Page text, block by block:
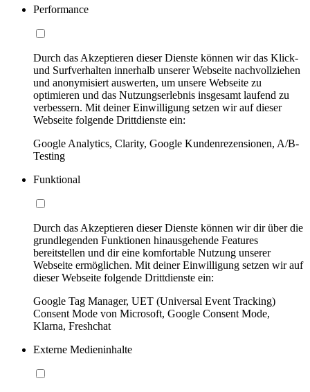
Performance
Durch das Akzeptieren dieser Dienste können wir das Klick-
und Surfverhalten innerhalb unserer Webseite nachvollziehen
und anonymisiert auswerten, um unsere Webseite zu
optimieren und das Nutzungserlebnis insgesamt laufend zu
verbessern. Mit deiner Einwilligung setzen wir auf dieser
Webseite folgende Drittdienste ein:
Google Analytics, Clarity, Google Kundenrezensionen, A/B-
Testing
Funktional
Durch das Akzeptieren dieser Dienste können wir dir über die
grundlegenden Funktionen hinausgehende Features
bereitstellen und dir eine komfortable Nutzung unserer
Webseite ermöglichen. Mit deiner Einwilligung setzen wir auf
dieser Webseite folgende Drittdienste ein:
Google Tag Manager, UET (Universal Event Tracking)
Consent Mode von Microsoft, Google Consent Mode,
Klarna, Freshchat
Externe Medieninhalte